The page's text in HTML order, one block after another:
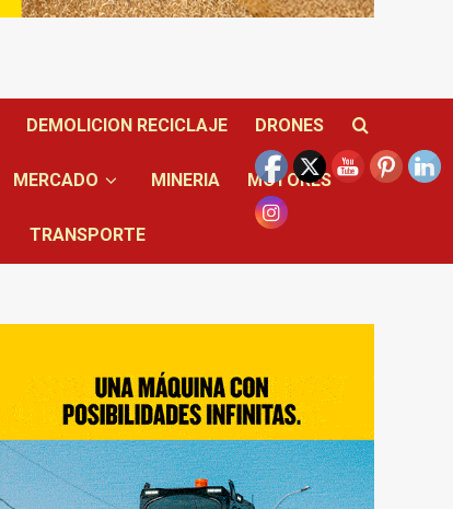
DEMOLICION RECICLAJE DRONES
MERCADO MINERIA MOTORES
TRANSPORTE